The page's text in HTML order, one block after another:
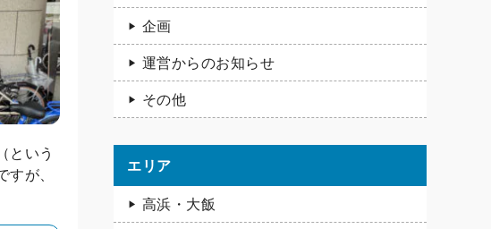
という
が、
企画
運営からのお知らせ
その他
エリア
高浜・大飯